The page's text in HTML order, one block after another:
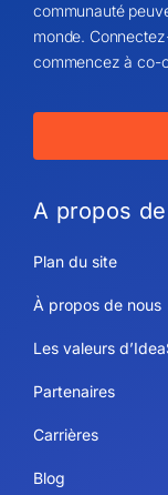
communauté
monde.
commencez à co-
A propos de
Plan du site
À propos de nous
Les valeurs
Partenaires
Carrières
Blog